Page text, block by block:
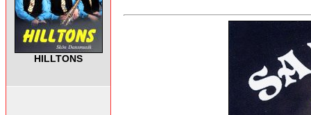
HILLTONS